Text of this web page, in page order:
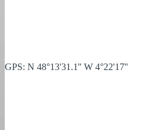
GPS: N 48°13'31.1'' W 4°22'17''